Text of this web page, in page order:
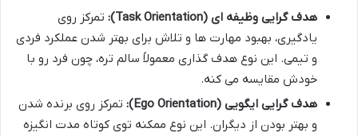
هدف گرایی وظیفه ای (Task Orientation):
تمرکز روی
یادگیری، بهبود مهارت ها و تلاش برای بهتر شدن عملکرد فردی
و تیمی. این نوع هدف گذاری معمولاً سالم تره، چون فرد رو با
خودش مقایسه می کنه.
هدف گرایی ایگویی (Ego Orientation):
تمرکز روی برنده شدن
و بهتر بودن از دیگران. این نوع ممکنه توی کوتاه مدت انگیزه